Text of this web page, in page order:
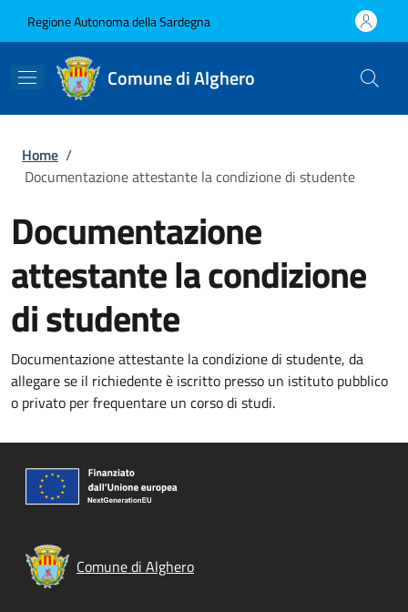
Regione Autonoma della Sardegna
Comune di Alghero
Briciole di pane
Home /
Documentazione attestante la condizione di studente
Documentazione
attestante la condizione
di studente
Documentazione attestante la condizione di studente, da
allegare se il richiedente è iscritto presso un istituto pubblico
o privato per frequentare un corso di studi.
Comune di Alghero